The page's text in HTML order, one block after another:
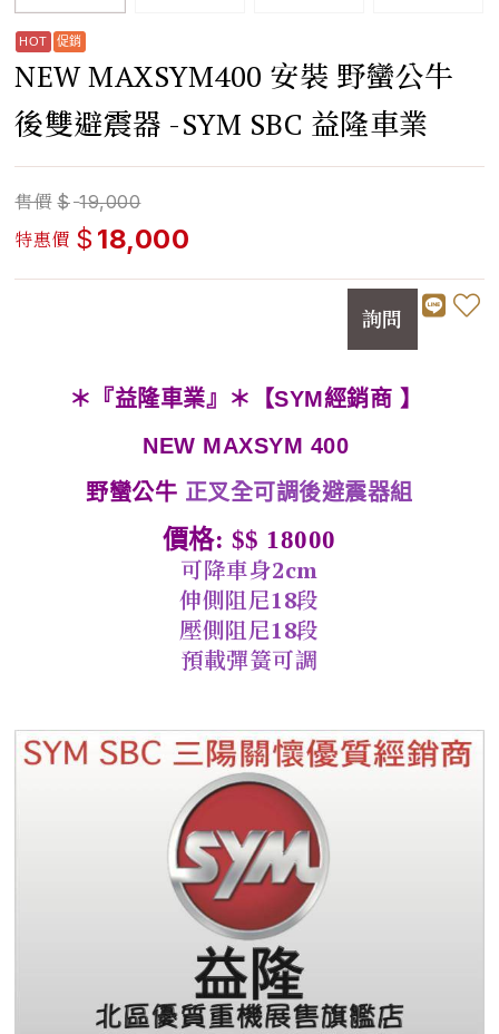
NEW MAXSYM400 安裝 野蠻公牛
後雙避震器 -SYM SBC 益隆車業
售價 $ 19,000
特惠價 $ 18,000
詢問
＊『益隆車業』＊【SYM經銷商 】
NEW MAXSYM 400
野蠻公牛 正叉全可調後避震器組
價格: $$ 18000
可降車身2cm
伸側阻尼18段
壓側阻尼18段
預載彈簧可調